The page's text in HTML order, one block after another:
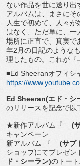
ない作品を世に送り出
アルバムは、まさにそ
人生で初めて、
人々が
はなく、 ただ単に、一
場所に正直で、 真実で
年2 月の日記のような
理したもの。
これが『
■Ed Sheeranオフィシ
https://
Ed Sheeran(エド・シ
のリリースを記念で以
★新作アルバム『― (
キャンペーン
新アルバム 『― (サブ
ショップにてプレゼン
ド・シーラン)のトー